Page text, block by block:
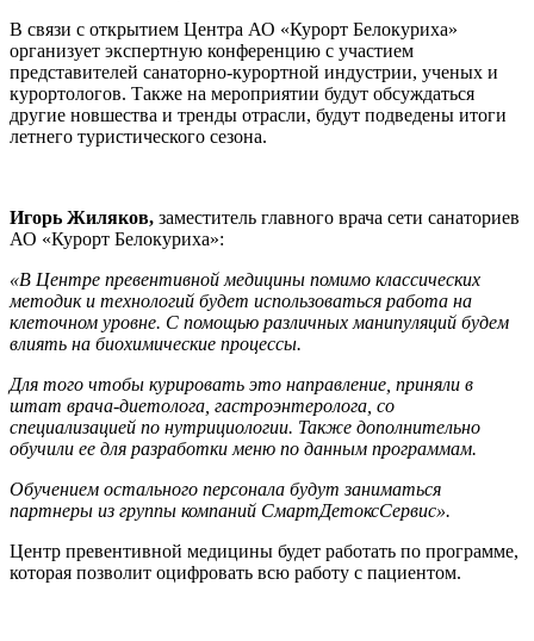
В связи с открытием Центра АО «Курорт Белокуриха»
организует экспертную конференцию с участием
представителей санаторно-курортной индустрии, ученых и
курортологов. Также на мероприятии будут обсуждаться
другие новшества и тренды отрасли, будут подведены итоги
летнего туристического сезона.
Игорь Жиляков, заместитель главного врача сети санаториев
АО «Курорт Белокуриха»:
«В Центре превентивной медицины помимо классических
методик и технологий будет использоваться работа на
клеточном уровне. С помощью различных манипуляций будем
влиять на биохимические процессы.
Для того чтобы курировать это направление, приняли в
штат врача-диетолога, гастроэнтеролога, со
специализацией по нутрициологии. Также дополнительно
обучили ее для разработки меню по данным программам.
Обучением остального персонала будут заниматься
партнеры из группы компаний СмартДетоксСервис».
Центр превентивной медицины будет работать по программе,
которая позволит оцифровать всю работу с пациентом.